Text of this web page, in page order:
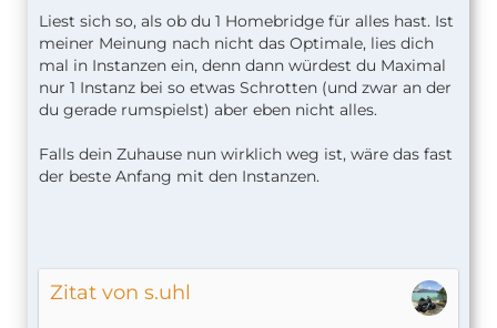
Liest sich so, als ob du 1 Homebridge für alles hast. Ist
meiner Meinung nach nicht das Optimale, lies dich
mal in Instanzen ein, denn dann würdest du Maximal
nur 1 Instanz bei so etwas Schrotten (und zwar an der
du gerade rumspielst) aber eben nicht alles.
Falls dein Zuhause nun wirklich weg ist, wäre das fast
der beste Anfang mit den Instanzen.
Zitat von s.uhl